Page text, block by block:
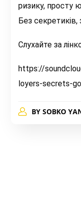
ризику, просту
Без секретиків,
Слухайте за
https://
loyers-secrets-
BY SOBKO